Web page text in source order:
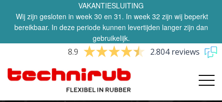
VAKANTIESLUITING
Wij zijn gesloten in week 30 en 31. In week 32 zijn wij beperkt
bereikbaar. In deze periode kunnen levertijden langer zijn dan
gebruikelijk.
8.9 2.804 reviews